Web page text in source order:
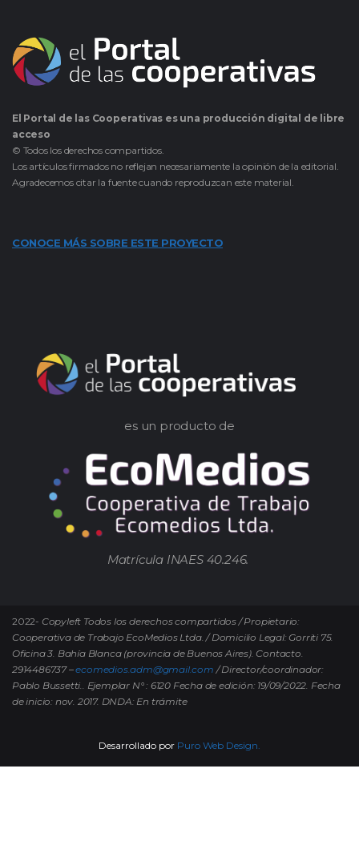
El Portal de las Cooperativas es una producción digital de libre
acceso
© Todos los derechos compartidos.
Los artículos firmados no reflejan necesariamente la opinión de la editorial.
Agradecemos citar la fuente cuando reproduzcan este material.
CONOCE MÁS SOBRE ESTE PROYECTO
es un producto de
Matrícula INAES 40.246.
2022- Copyleft Todos los derechos compartidos / Propietario:
Cooperativa de Trabajo EcoMedios Ltda. / Domicilio Legal: Gorriti 75.
Oficina 3. Bahía Blanca (provincia de Buenos Aires). Contacto.
2914486737 –ecomedios.adm@gmail.com / Director/coordinador:
Pablo Bussetti.. Ejemplar N° : 6120 Fecha de edición: 19/09/2022. Fecha
de inicio: nov. 2017. DNDA: En trámite
Desarrollado por Puro Web Design.